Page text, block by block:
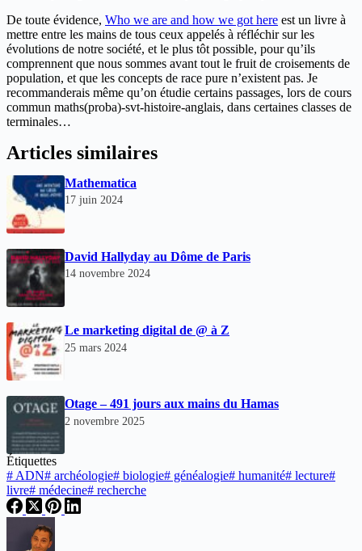
De toute évidence, Who we are and how we got here est un livre à
mettre entre les mains de tous ceux appelés à réfléchir sur les
évolutions de notre société, et le plus tôt possible, pour qu’ils
comprennent que nous sommes avant tout le fruit de croisements de
population, et que les concepts de race pure n’existent pas. Je
recommanderais même qu’on étudie certains passages, lors de cours
commun maths(proba)-svt-histoire-anglais, dans certaines classes de
terminales…
Articles similaires
Mathematica
17 juin 2024
David Hallyday au Dôme de Paris
14 novembre 2024
Le marketing digital de @ à Z
25 mars 2024
Otage – 491 jours aux mains du Hamas
2 novembre 2025
Étiquettes
#ADN# archéologie# biologie# généalogie# humanité# lecture#
livre# médecine# recherche